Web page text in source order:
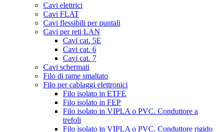
Cavi elettrici
Cavi FLAT
Cavi flessibili per puntali
Cavi per reti LAN
Cavi cat. 5E
Cavi cat. 6
Cavi cat. 7
Cavi schermati
Filo di rame smaltato
Filo per cablaggi elettronici
Filo isolato in ETFE
Filo isolato in FEP
Filo isolato in VIPLA o PVC. Conduttore a
trefoli
Filo isolato in VIPLA o PVC. Conduttore rigido